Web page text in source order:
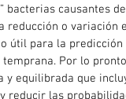
bacterias causantes
reducción o variación
útil para la
Por lo
y equilibrada que
las